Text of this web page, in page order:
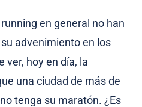
en general no han
advenimiento en los
ver, hoy en día, la
una ciudad de más de
tenga su maratón. ¿Es